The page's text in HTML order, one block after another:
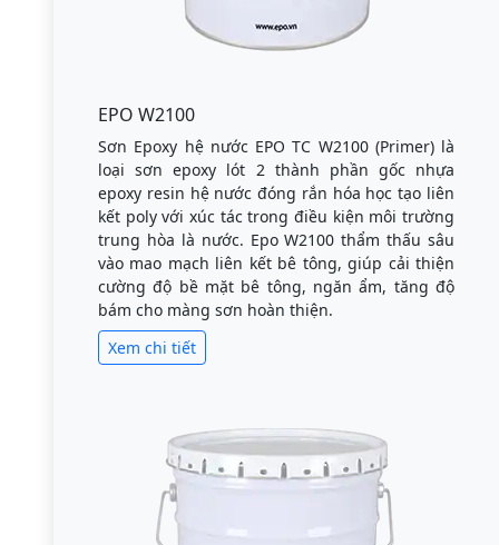
EPO W2100
Sơn Epoxy hệ nước EPO TC W2100 (Primer) là
loại sơn epoxy lót 2 thành phần gốc nhựa
epoxy resin hệ nước đóng rắn hóa học tạo liên
kết poly với xúc tác trong điều kiện môi trường
trung hòa là nước. Epo W2100 thẩm thấu sâu
vào mao mạch liên kết bê tông, giúp cải thiện
cường độ bề mặt bê tông, ngăn ẩm, tăng độ
bám cho màng sơn hoàn thiện.
Xem chi tiết